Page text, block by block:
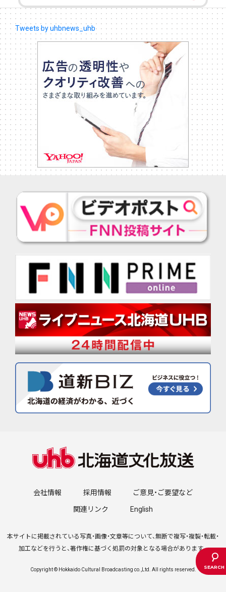
Tweets by uhbnews_uhb
会社情報 採用情報 ご意見・ご要望など
関連リンク English
本サイトに掲載されている写真・画像・文章等について、無断で複写・複製・転載・
加工などを行うと、著作権に基づく処罰の対象となる場合があります。
Copyright © Hokkaido Cultural Broadcasting co.,Ltd. All rights reserved.